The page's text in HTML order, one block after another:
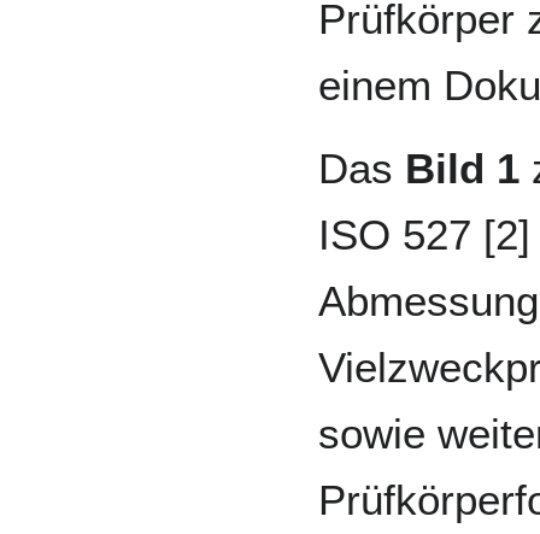
Prüfkörper
einem
Das Bild 1
ISO 527
sowie